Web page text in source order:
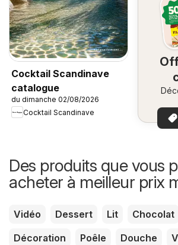
Cocktail Scandinave
catalogue
du dimanche 02/08/2026
Cocktail Scandinave
Des produits que vous
acheter à meilleur prix
Vidéo Dessert Lit Chocolat
Décoration
Poêle Douche